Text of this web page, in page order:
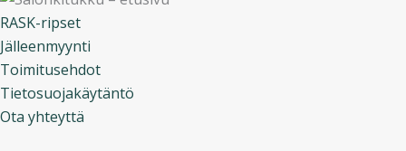
RASK-ripset
Jälleenmyynti
Toimitusehdot
Tietosuojakäytäntö
Ota yhteyttä